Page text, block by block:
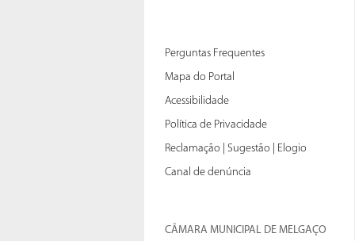
Perguntas Frequentes
Mapa do Portal
Acessibilidade
Política de Privacidade
Reclamação | Sugestão | Elogio
Canal de denúncia
CÂMARA MUNICIPAL DE MELGAÇO